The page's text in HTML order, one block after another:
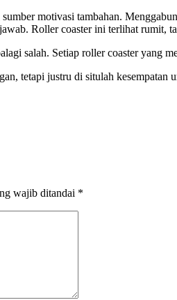
motivasi tambahan.
Roller coaster ini terlihat rumit,
salah. Setiap roller coaster yang
tetapi justru di situlah
wajib ditandai *